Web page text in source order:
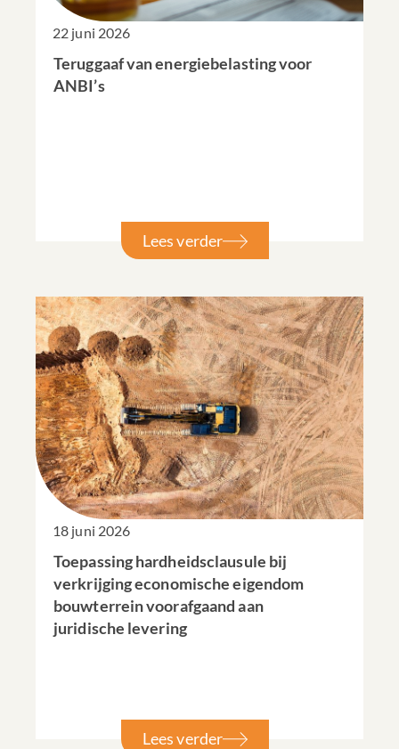
22 juni 2026
Teruggaaf van energiebelasting voor
ANBI’s
Lees verder
18 juni 2026
Toepassing hardheidsclausule bij
verkrijging economische eigendom
bouwterrein voorafgaand aan
juridische levering
Lees verder